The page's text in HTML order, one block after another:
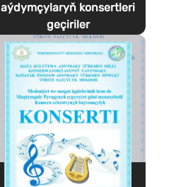
aýdymçylaryň konsertleri
geçiriler